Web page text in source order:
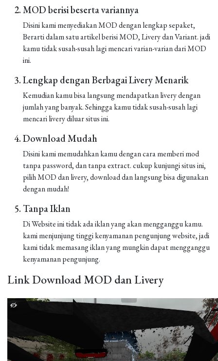
MOD berisi beserta variannya
Disini kami menyediakan MOD dengan lengkap sepaket,
Berarti dalam satu artikel berisi MOD, Livery dan Variant. jadi
kamu tidak susah-susah lagi mencari varian-varian dari MOD
ini.
Lengkap dengan Berbagai Livery Menarik
Kemudian kamu bisa langsung mendapatkan livery dengan
jumlah yang banyak. Sehingga kamu tidak susah-susah lagi
mencari livery diluar situs ini.
Download Mudah
Disini kami memudahkan kamu dengan cara memberi mod
tanpa password, dan tanpa extract. cukup kunjungi situs ini,
pilih MOD dan livery, download dan langsung bisa digunakan
dengan mudah!
Tanpa Iklan
Di Website ini tidak ada iklan yang akan mengganggu kamu.
kami menjunjung tinggi kenyamanan pengunjung website, jadi
kami tidak memasang iklan yang mungkin dapat mengganggu
kenyamanan pengunjung.
Link Download MOD dan Livery